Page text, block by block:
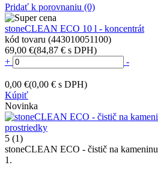
Pridať k porovnaniu (0)
stoneCLEAN ECO 10 l - koncentrát
kód tovaru (443010051100)
69,00 €(84,87 € s DPH)
+
-
0,00 €(0,00 € s DPH)
Kúpiť
Novinka
5 (1)
stoneCLEAN ECO - čistič na kameninu
1 .